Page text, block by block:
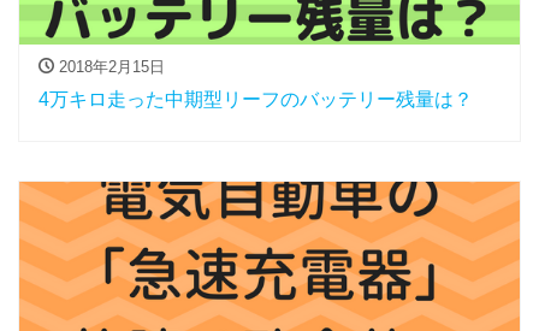
2018年2月15日
4万キロ走った中期型リーフのバッテリー残量は？